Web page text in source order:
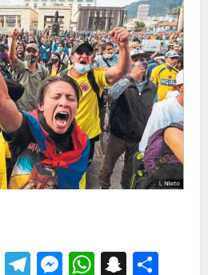
Threads
Telegram
Messenger